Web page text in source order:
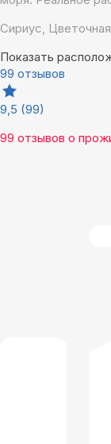
Сириус,
Показать
99 отзывов
9,5 (99)
99 отзывов о